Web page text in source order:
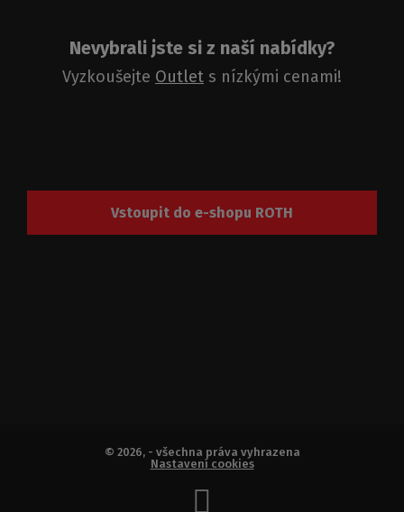
Nevybrali jste si z naší nabídky?
Vyzkoušejte Outlet s nízkými cenami!
Vstoupit do e-shopu ROTH
© 2026, - všechna práva vyhrazena
Nastavení cookies